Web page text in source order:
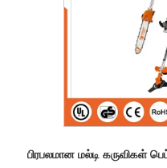
பிரபலமான மல்டி கருவிகள்